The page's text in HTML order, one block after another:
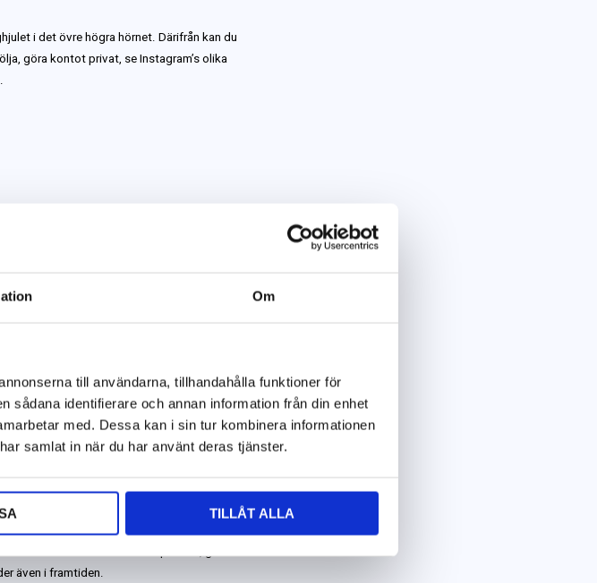
Om
till användarna, tillhandahålla funktioner för
sådana identifierare och annan information från din enhet
med. Dessa kan i sin tur kombinera informationen
samlat in när du har använt deras tjänster.
TILLÅT ALLA
i det övre högra hörnet. Därifrån kan du
göra kontot privat, se Instagram’s olika
exempelvis en frisersalong eller en
ge intressant innehåll för ert Instagram-konto,
som händer i bakgrunden.
sida mer personlig genom att inkludera
jobbar med eller när ni gör något kul på
på era bilder för att uppmuntra kunderna att
tjänster eller arbete. På så sätt kan andra
även i framtiden.